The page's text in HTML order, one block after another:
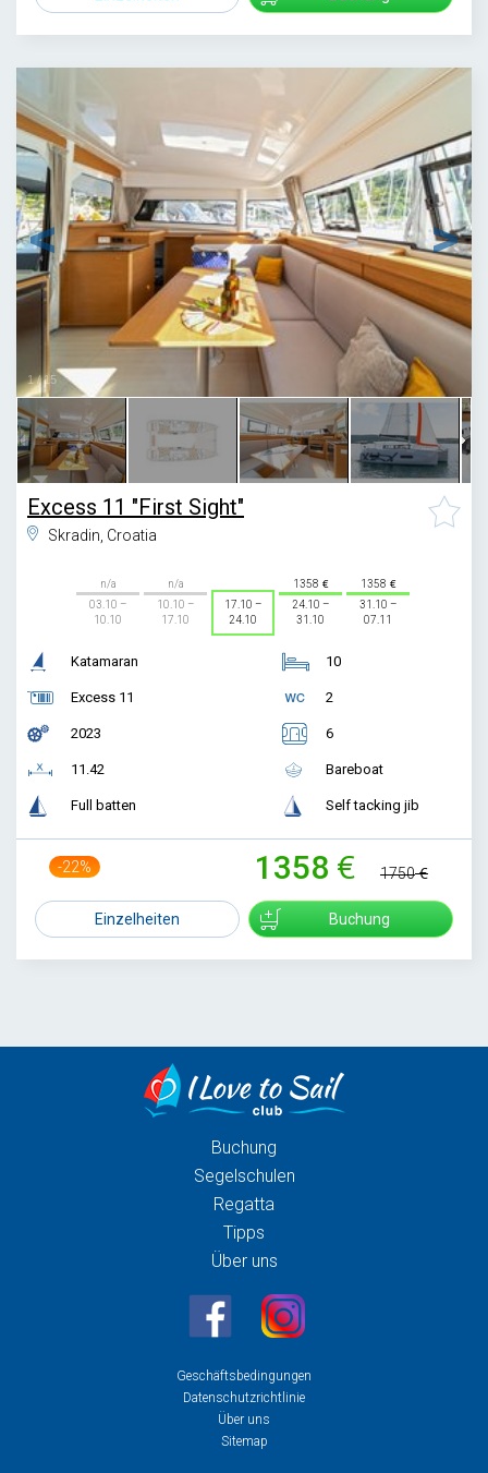
1/15
Excess 11 "First Sight"
Skradin, Croatia
n/a
03.10 –
10.10
n/a
10.10 –
17.10
17.10 –
24.10
1358
24.10 –
31.10
1358
31.10 –
07.11
Katamaran
Excess 11
2023
11.42
Full batten
10
2
6
Bareboat
Self tacking jib
-22% 1358 1750
Einzelheiten Buchung
Buchung
Segelschulen
Regatta
Tipps
Über uns
Geschäftsbedingungen
Datenschutzrichtlinie
Über uns
Sitemap